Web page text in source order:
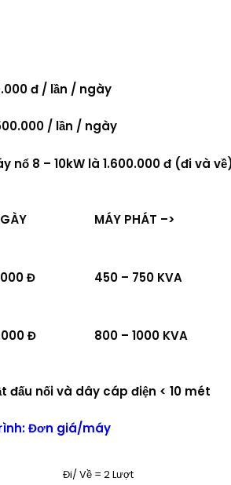
đ / lần / ngày
/ lần / ngày
nổ 8 – 10kW là 1.600.000 đ (đi và
MÁY PHÁT –>
Đ 450 – 750 KVA
Đ 800 – 1000 KVA
đấu nối và dây cáp điện < 10 mét
Đơn giá/máy
Đi/ Về = 2 Lượt